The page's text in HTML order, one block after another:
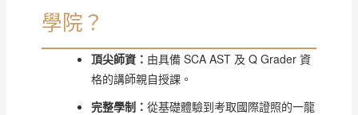
學院？
頂尖師資： 由具備 SCA AST 及 Q Grader 資
格的講師親自授課。
完整學制： 從基礎體驗到考取國際證照的一龍